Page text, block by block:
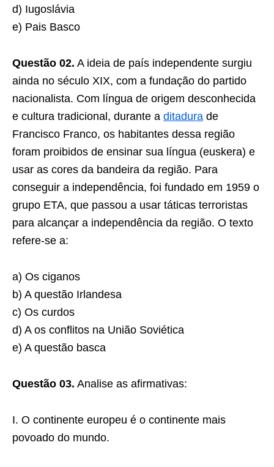
d) Iugoslávia
e) Pais Basco
Questão 02. A ideia de país independente surgiu
ainda no século XIX, com a fundação do partido
nacionalista. Com língua de origem desconhecida
e cultura tradicional, durante a ditadura de
Francisco Franco, os habitantes dessa região
foram proibidos de ensinar sua língua (euskera) e
usar as cores da bandeira da região. Para
conseguir a independência, foi fundado em 1959 o
grupo ETA, que passou a usar táticas terroristas
para alcançar a independência da região. O texto
refere-se a:
a) Os ciganos
b) A questão Irlandesa
c) Os curdos
d) A os conflitos na União Soviética
e) A questão basca
Questão 03. Analise as afirmativas:
I. O continente europeu é o continente mais
povoado do mundo.